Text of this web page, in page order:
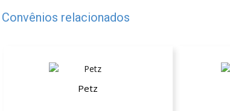
Convênios relacionados
Petz